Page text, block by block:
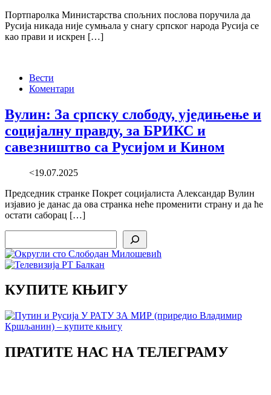
Портпаролка Министарства спољних послова поручила да
Русија никада није сумњала у снагу српског народа Русија се
као прави и искрен […]
Вести
Коментари
Вулин: За српску слободу, уједињење и
социјалну правду, за БРИКС и
савезништво са Русијом и Кином
<19.07.2025
Председник странке Покрет социјалиста Александар Вулин
изјавио је данас да ова странка неће променити страну и да ће
остати саборац […]
КУПИТЕ КЊИГУ
ПРАТИТЕ НАС НА ТЕЛЕГРАМУ